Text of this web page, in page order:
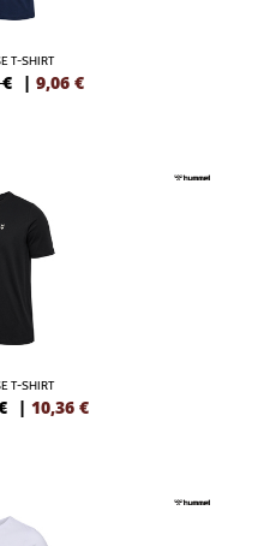
T-SHIRT
| 9,06 €
T-SHIRT
| 10,36 €